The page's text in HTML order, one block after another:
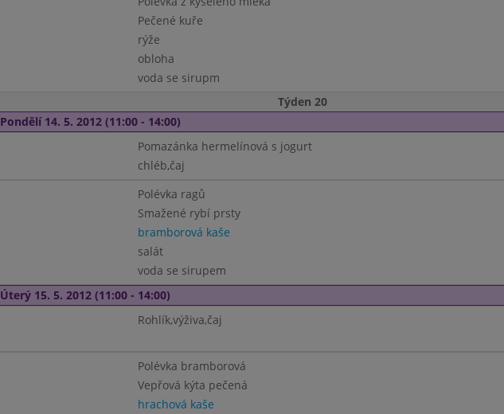
Pečené kuře
rýže
obloha
voda se sirupm
Týden 20
Pondělí 14. 5. 2012 (11:00 - 14:00)
Pomazánka hermelínová s jogurt
chléb,čaj
Polévka ragů
Smažené rybí prsty
bramborová kaše
salát
voda se sirupem
Úterý 15. 5. 2012 (11:00 - 14:00)
Rohlík,výživa,čaj
Polévka bramborová
Vepřová kýta pečená
hrachová kaše